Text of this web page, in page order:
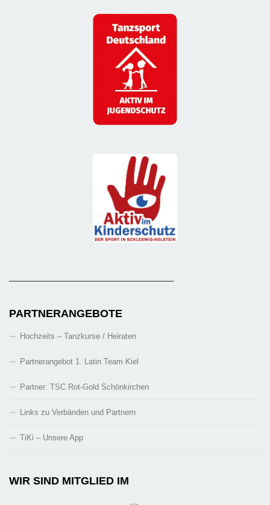
PARTNERANGEBOTE
Hochzeits – Tanzkurse / Heiraten
Partnerangebot 1. Latin Team Kiel
Partner: TSC Rot-Gold Schönkirchen
Links zu Verbänden und Partnern
TiKi – Unsere App
WIR SIND MITGLIED IM